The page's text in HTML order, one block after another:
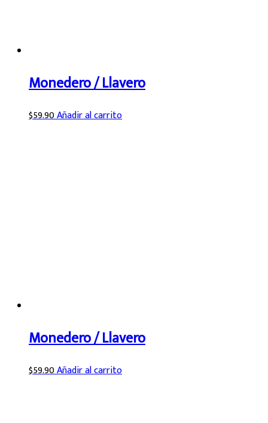
Monedero / Llavero
$59.90Añadir al carrito
Monedero / Llavero
$59.90Añadir al carrito